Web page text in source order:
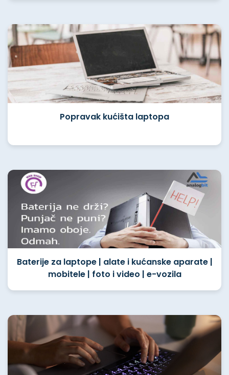
Popravak kućišta laptopa
Baterije za laptope | alate i kućanske aparate |
mobitele | foto i video | e-vozila